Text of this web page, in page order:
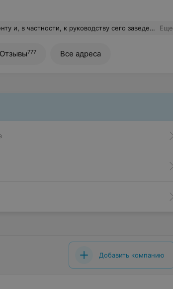
его и, выругавшись матом, ушел. Мы, естественно, попросили подойти администратора. Девушка подошла к нам и его подозвала. Когда я сказала, что он ругается матом, Дмитрий стал это отрицать, на это я сказала: "Не врите, конечно вы не ругались матом?!" на что он ответил: "Конюшня!" Развернулся и ушел. Когда мы сказали, что хотим, чтобы он принес свои извинения, Дмитрий подошел и стал все так же ерничать и хамить, что уж просто из рук вон и никуда не годится! Я пришла в заведение оставить в нем деньги, а мне еще и хамят!!! Жалобную книгу нам так и не принесли. Посему прошу мой отзыв рассмотреть как жалобу и ответить мне в письменном виде о проделанной работе по данному инциденту. Такое хамство мы так не оставим и, если не будет ответа, вернемся в Галилео и напишем ее в установленном порядке!!! Еще
Отзывы777 Все адреса
Добавить компанию